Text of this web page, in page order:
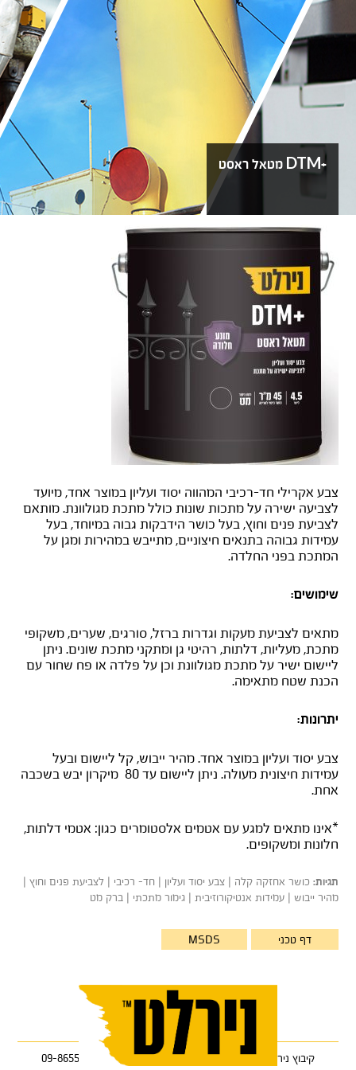
+DTM מטאל ראסט
צבע אקרילי חד-רכיבי המהווה יסוד ועליון במוצר אחד, מיועד
לצביעה ישירה על מתכות שונות כולל מתכת מגולוונת. מותאם
לצביעת פנים וחוץ, בעל כושר הידבקות גבוה במיוחד, בעל
עמידות גבוהה בתנאים חיצוניים, מתייבש במהירות ומגן על
המתכת בפני החלדה.
שימושים:
מתאים לצביעת מעקות וגדרות ברזל, סורגים, שערים, משקופי
מתכת, מעליות, דלתות, רהיטי גן ומתקני מתכת שונים. ניתן
ליישום ישיר על מתכת מגולוונת וכן על פלדה או פח שחור עם
הכנת שטח מתאימה.
יתרונות:
צבע יסוד ועליון במוצר אחד. מהיר ייבוש, קל ליישום ובעל
עמידות חיצונית מעולה. ניתן ליישום עד 80 מיקרון יבש בשכבה
אחת.
*אינו מתאים למגע עם אטמים אלסטומרים כגון: אטמי דלתות,
חלונות ומשקופים.
תגיות: כושר אחזקה קלה | צבע יסוד ועליון | חד- רכיבי | לצביעת פנים וחוץ |
מהיר ייבוש | עמידות אנטיקורוזיבית | גימור מתכתי | ברק מט
דף טכני MSDS
קיבוץ ניר עוז 85122 • טלפון: 08-9986333 • פקס: 09-8655368